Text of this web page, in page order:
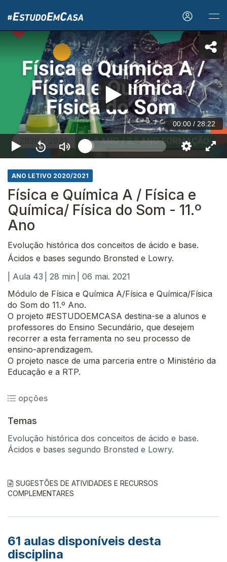
00:00 / 28:22
ANO LETIVO 2020/2021
Física e Química A / Física e
Química/ Física do Som - 11.º
Ano
Evolução histórica dos conceitos de ácido e base.
Ácidos e bases segundo Bronsted e Lowry.
| Aula 43
| 28 min
| 06 mai. 2021
Módulo de Física e Química A/Física e Química/Física
do Som do 11.º Ano.
O projeto #ESTUDOEMCASA destina-se a alunos e
professores do Ensino Secundário, que desejem
recorrer a esta ferramenta no seu processo de
ensino-aprendizagem.
O projeto nasce de uma parceria entre o Ministério da
Educação e a RTP.
opções
Temas
Evolução histórica dos conceitos de ácido e base.
Ácidos e bases segundo Bronsted e Lowry.
SUGESTÕES DE ATIVIDADES E RECURSOS
COMPLEMENTARES
61 aulas disponíveis desta
disciplina